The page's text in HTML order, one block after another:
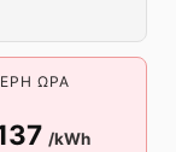
ΏΡΑ
/kWh